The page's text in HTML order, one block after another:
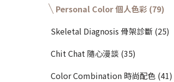
Personal Color 個人色彩 (79)
Skeletal Diagnosis 骨架診斷 (25)
Chit Chat 隨心漫談 (35)
Color Combination 時尚配色 (41)